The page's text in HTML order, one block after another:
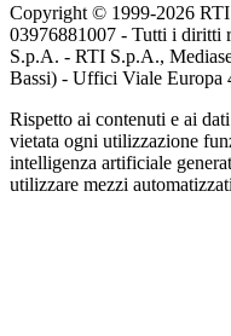
Copyright © 1999-2026
03976881007 - Tutti i diritti
S.p.A. - RTI S.p.A.,
Bassi) - Uffici Viale Europa
Rispetto ai contenuti e ai
vietata ogni utilizzazione
intelligenza artificiale
utilizzare mezzi